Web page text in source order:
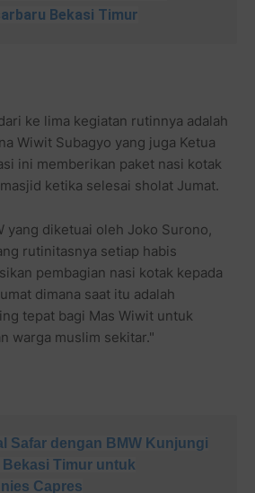
Bekasi Timur
ke lima kegiatan rutinnya adalah
Wiwit Subagyo yang juga Ketua
ini memberikan paket nasi kotak
ketika selesai sholat Jumat.
yang diketuai oleh Joko Surono,
rutinitasnya setiap habis
pembagian nasi kotak kepada
dimana saat itu adalah
tepat bagi Mas Wiwit untuk
warga muslim sekitar."
Safar dengan BMW Kunjungi
Bekasi Timur untuk
Capres